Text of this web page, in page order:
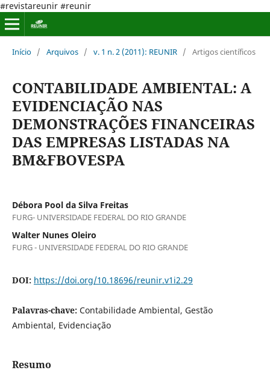
#revistareunir #reunir
Início / Arquivos / v. 1 n. 2 (2011): REUNIR / Artigos científicos
CONTABILIDADE AMBIENTAL: A
EVIDENCIAÇÃO NAS
DEMONSTRAÇÕES FINANCEIRAS
DAS EMPRESAS LISTADAS NA
BM&FBOVESPA
Débora Pool da Silva Freitas
FURG- UNIVERSIDADE FEDERAL DO RIO GRANDE
Walter Nunes Oleiro
FURG - UNIVERSIDADE FEDERAL DO RIO GRANDE
DOI: https://doi.org/10.18696/reunir.v1i2.29
Palavras-chave: Contabilidade Ambiental, Gestão
Ambiental, Evidenciação
Resumo